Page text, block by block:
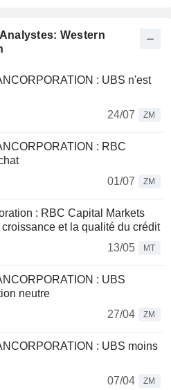
Western
: UBS n'est
24/07
ZM
: RBC
01/07
ZM
: RBC Capital Markets
et la qualité du crédit
13/05
MT
: UBS
neutre
27/04
ZM
: UBS moins
07/04
ZM